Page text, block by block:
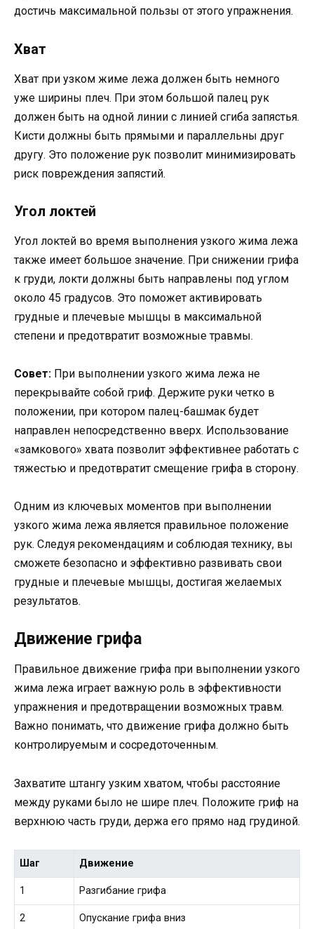
достичь максимальной пользы от этого упражнения.
Хват
Хват при узком жиме лежа должен быть немного
уже ширины плеч. При этом большой палец рук
должен быть на одной линии с линией сгиба запястья.
Кисти должны быть прямыми и параллельны друг
другу. Это положение рук позволит минимизировать
риск повреждения запястий.
Угол локтей
Угол локтей во время выполнения узкого жима лежа
также имеет большое значение. При снижении грифа
к груди, локти должны быть направлены под углом
около 45 градусов. Это поможет активировать
грудные и плечевые мышцы в максимальной
степени и предотвратит возможные травмы.
Совет: При выполнении узкого жима лежа не
перекрывайте собой гриф. Держите руки четко в
положении, при котором палец-башмак будет
направлен непосредственно вверх. Использование
«замкового» хвата позволит эффективнее работать с
тяжестью и предотвратит смещение грифа в сторону.
Одним из ключевых моментов при выполнении
узкого жима лежа является правильное положение
рук. Следуя рекомендациям и соблюдая технику, вы
сможете безопасно и эффективно развивать свои
грудные и плечевые мышцы, достигая желаемых
результатов.
Движение грифа
Правильное движение грифа при выполнении узкого
жима лежа играет важную роль в эффективности
упражнения и предотвращении возможных травм.
Важно понимать, что движение грифа должно быть
контролируемым и сосредоточенным.
Захватите штангу узким хватом, чтобы расстояние
между руками было не шире плеч. Положите гриф на
верхнюю часть груди, держа его прямо над грудиной.
Шаг Движение
1 Разгибание грифа
2 Опускание грифа вниз